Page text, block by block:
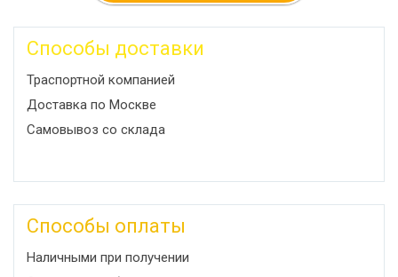
Способы доставки
Траспортной компанией
Доставка по Москве
Самовывоз со склада
Способы оплаты
Наличными при получении